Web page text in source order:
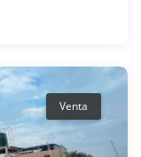
Venta